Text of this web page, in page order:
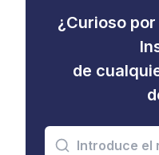
¿Curioso
de